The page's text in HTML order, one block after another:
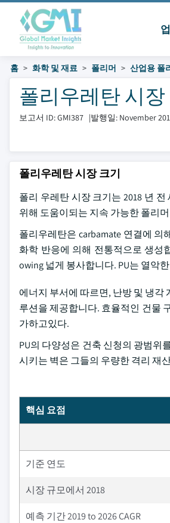
홈 화학 및 재료 폴리머 산업용 폴
폴리우레탄 시장
보고서 ID: GMI387 |발행일: November
폴리우레탄 시장 크기
폴리 우레탄 시장 크기는 2018 년 전
위해 도움이되는 지속 가능한 폴리
폴리우레탄은 carbamate 연결에
화학 반응에 의해 전통적으로 생성
owing 넓게 봉사합니다. PU는 열악
에너지 부서에 따르면, 난방 및 냉각
루션을 제공합니다. 효율적인 건물
가하고있다.
PU의 다양성은 건축 신청의 광범위
시키는 벽은 그들의 우량한 격리 재
핵심 요점
기준 연도
시장 규모에서 2018
예측 기간 2019 to 2026 CAGR